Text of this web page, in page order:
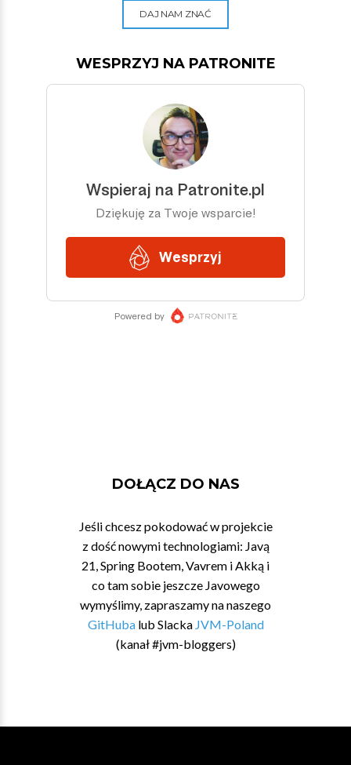
DAJ NAM ZNAĆ
WESPRZYJ NA PATRONITE
DOŁĄCZ DO NAS
Jeśli chcesz pokodować w projekcie
z dość nowymi technologiami: Javą
21, Spring Bootem, Vavrem i Akką i
co tam sobie jeszcze Javowego
wymyślimy, zapraszamy na naszego
GitHubalub Slacka JVM-Poland
(kanał #jvm-bloggers)